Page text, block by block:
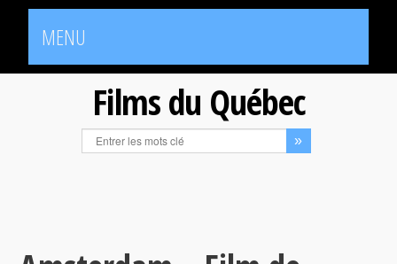
MENU
Films du Québec